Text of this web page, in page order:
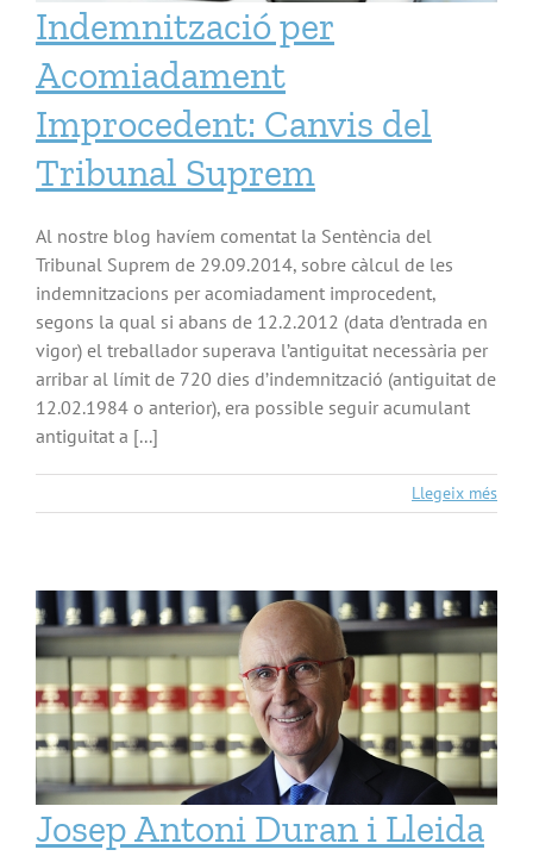
Indemnització per
Acomiadament
Improcedent: Canvis del
Tribunal Suprem
Al nostre blog havíem comentat la Sentència del
Tribunal Suprem de 29.09.2014, sobre càlcul de les
indemnitzacions per acomiadament improcedent,
segons la qual si abans de 12.2.2012 (data d’entrada en
vigor) el treballador superava l’antiguitat necessària per
arribar al límit de 720 dies d’indemnització (antiguitat de
12.02.1984 o anterior), era possible seguir acumulant
antiguitat a [...]
Llegeix més
Josep Antoni Duran i Lleida